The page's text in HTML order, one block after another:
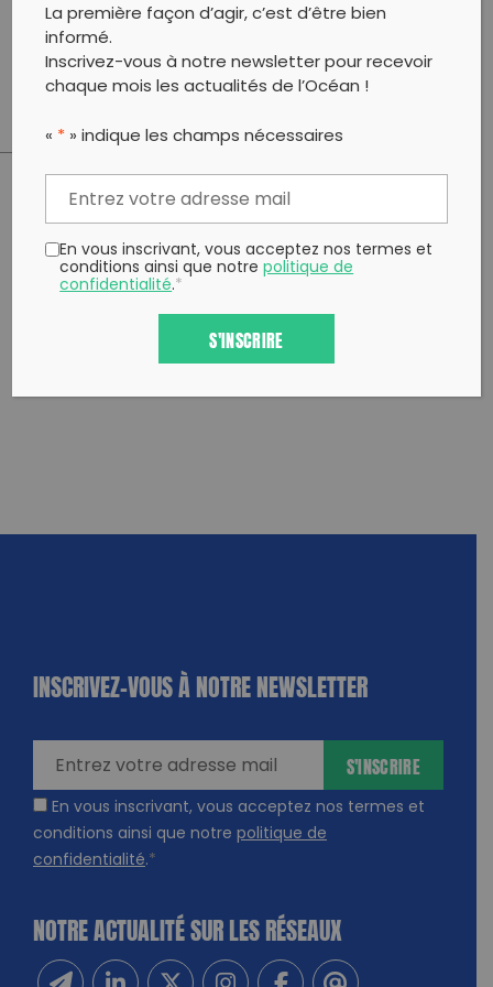
communiqués afin de mobiliser un maximum de
participants, engagés face à un problème commun :
la pollution.
PARTAGER CET ARTICLE:
Partager sur Facebook
Partager sur
Twitter
Envoyer à
Copy to clipboard
INSCRIVEZ-VOUS À NOTRE NEWSLETTER
En vous inscrivant, vous acceptez nos termes et
conditions ainsi que notre politique de
confidentialité.*
S'INSCRIRE
NOTRE ACTUALITÉ SUR LES RÉSEAUX
La première façon d’agir, c’est d’être bien
informé.
Inscrivez-vous à notre newsletter pour recevoir
chaque mois les actualités de l’Océan !
« * » indique les champs nécessaires
En vous inscrivant, vous acceptez nos termes et
conditions ainsi que notrepolitique de
confidentialité.*
S'INSCRIRE